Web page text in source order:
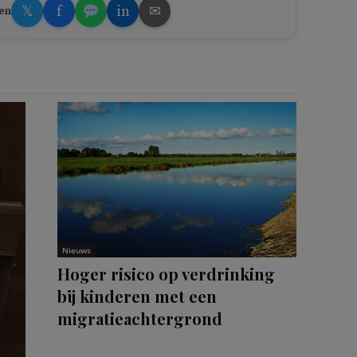
𝕏 f in ✉
Nieuws
Hoger risico op verdrinking
bij kinderen met een
migratieachtergrond